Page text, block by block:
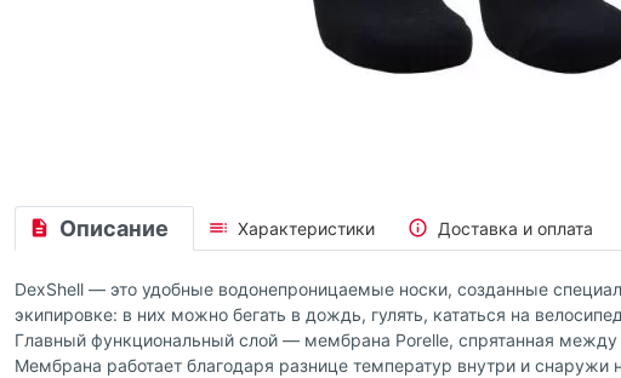
Описание Характеристики Доставка и оплата
DexShell — это удобные водонепроницаемые носки, созданные
экипировке: в них можно бегать в дождь, гулять, кататься на
Главный функциональный слой — мембрана Porelle, спрятанная
Мембрана работает благодаря разнице температур внутри и